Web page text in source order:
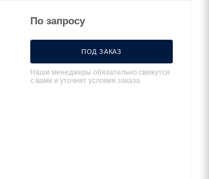
По запросу
ПОД ЗАКАЗ
Наши менеджеры обязательно свяжутся
с вами и уточнят условия заказа